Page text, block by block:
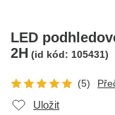
LED
2H (id kód: 105431)
(5)
Uložit